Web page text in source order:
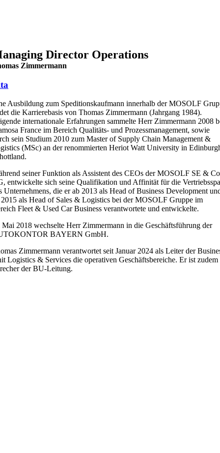
Director Operations
Zimmermann
Ausbildung zum Speditionskaufmann innerhalb der MOSOLF
die Karrierebasis von Thomas Zimmermann (Jahrgang 1984).
internationale Erfahrungen sammelte Herr Zimmermann 2008
France im Bereich Qualitäts- und Prozessmanagement, sowie
sein Studium 2010 zum Master of Supply Chain Management &
(MSc) an der renommierten Heriot Watt University in
seiner Funktion als Assistent des CEOs der MOSOLF SE &
entwickelte sich seine Qualifikation und Affinität für die
Unternehmens, die er ab 2013 als Head of Business Development
2015 als Head of Sales & Logistics bei der MOSOLF Gruppe im
Fleet & Used Car Business verantwortete und entwickelte.
Mai 2018 wechselte Herr Zimmermann in die Geschäftsführung der
BAYERN GmbH.
Zimmermann verantwortet seit Januar 2024 als Leiter der
Logistics & Services die operativen Geschäftsbereiche. Er ist zudem
der BU-Leitung.